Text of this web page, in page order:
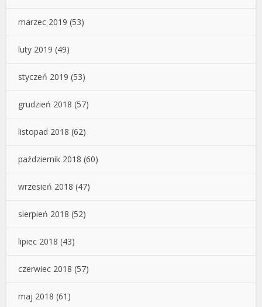
marzec 2019 (53)
luty 2019 (49)
styczeń 2019 (53)
grudzień 2018 (57)
listopad 2018 (62)
październik 2018 (60)
wrzesień 2018 (47)
sierpień 2018 (52)
lipiec 2018 (43)
czerwiec 2018 (57)
maj 2018 (61)